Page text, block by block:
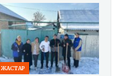
ЖАСТАР